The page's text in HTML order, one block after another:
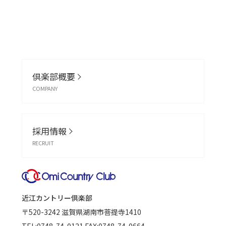
倶楽部概要
COMPANY
採用情報
RECRUIT
近江カントリー倶楽部
〒520-3242 滋賀県湖南市菩提寺1410